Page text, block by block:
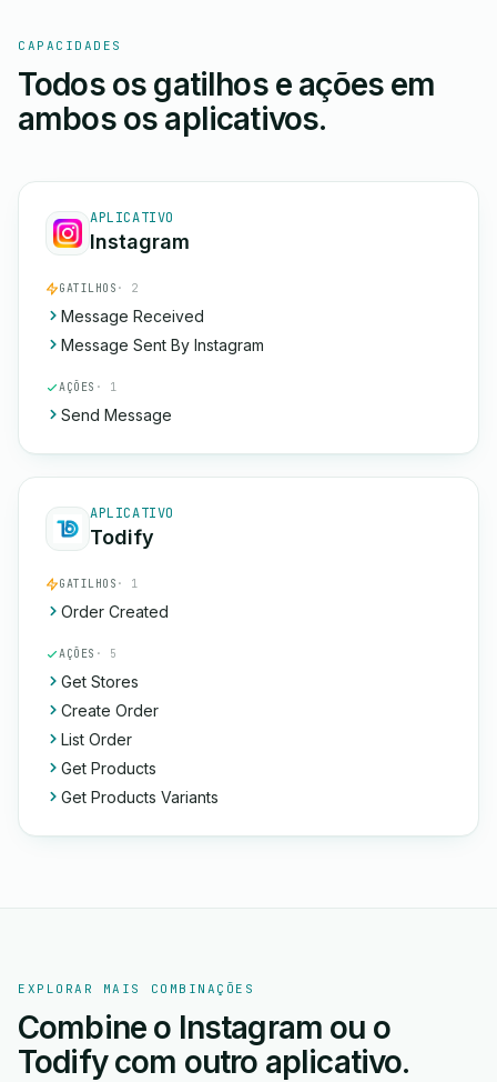
CAPACIDADES
Todos os gatilhos e ações em
ambos os aplicativos.
APLICATIVO
Instagram
GATILHOS · 2
Message Received
Message Sent By Instagram
AÇÕES · 1
Send Message
APLICATIVO
Todify
GATILHOS · 1
Order Created
AÇÕES · 5
Get Stores
Create Order
List Order
Get Products
Get Products Variants
EXPLORAR MAIS COMBINAÇÕES
Combine o Instagram ou o
Todify com outro aplicativo.